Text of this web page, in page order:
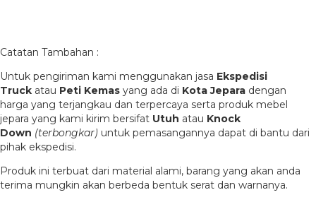
Catatan Tambahan :
Untuk pengiriman kami menggunakan jasa Ekspedisi
Truck atau Peti Kemas yang ada di Kota Jepara dengan
harga yang terjangkau dan terpercaya serta produk mebel
jepara yang kami kirim bersifat Utuh atau Knock
Down (terbongkar) untuk pemasangannya dapat di bantu dari
pihak ekspedisi.
Produk ini terbuat dari material alami, barang yang akan anda
terima mungkin akan berbeda bentuk serat dan warnanya.